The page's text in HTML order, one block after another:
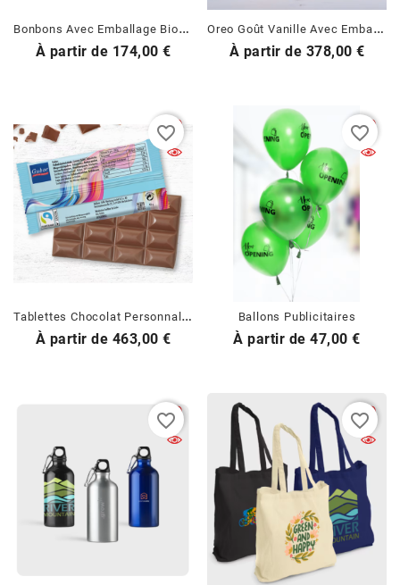
B
Onbons Avec Emballage Biodégradable Personnalisé
À partir de Prix
174,00 €
O
Reo Goût Vanille Avec Emballage Personnalisé
À partir de Prix
378,00 €
T
Ablettes Chocolat Personnalisées
À partir de Prix
463,00 €
favorite_border
Ballons Publicitaires
À partir dePrix
47,00 €
favorite_border
favorite_border favorite_border